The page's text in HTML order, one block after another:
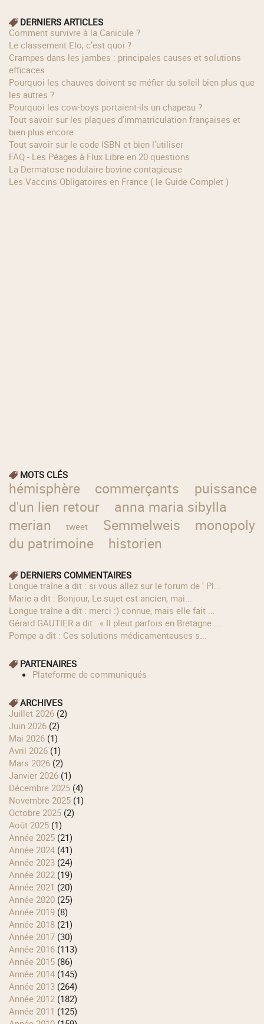
DERNIERS ARTICLES
Comment survivre à la Canicule ?
Le classement Elo, c’est quoi ?
Crampes dans les jambes : principales causes et solutions
efficaces
Pourquoi les chauves doivent se méfier du soleil bien plus que
les autres ?
Pourquoi les cow‑boys portaient‑ils un chapeau ?
Tout savoir sur les plaques d'immatriculation françaises et
bien plus encore
Tout savoir sur le code ISBN et bien l'utiliser
FAQ - Les Péages à Flux Libre en 20 questions
La Dermatose nodulaire bovine contagieuse
Les Vaccins Obligatoires en France ( le Guide Complet )
MOTS CLÉS
hémisphère commerçants
puissance
d'un lien retour
anna maria sibylla
merian
tweet Semmelweis
monopoly
du patrimoine
historien
DERNIERS COMMENTAIRES
longue traîne a dit : si vous allez sur le forum de ' Pl...
Marie a dit : Bonjour, Le sujet est ancien, mai...
longue traîne a dit : merci :) connue, mais elle fait ...
Gérard GAUTIER a dit : « Il pleut parfois en Bretagne ...
Pompe a dit : Ces solutions médicamenteuses s...
PARTENAIRES
Plateforme de communiqués
ARCHIVES
juillet 2026 (2)
juin 2026 (2)
mai 2026 (1)
avril 2026 (1)
mars 2026 (2)
janvier 2026 (1)
décembre 2025 (4)
novembre 2025 (1)
octobre 2025 (2)
août 2025 (1)
année 2025 (21)
année 2024 (41)
année 2023 (24)
année 2022 (19)
année 2021 (20)
année 2020 (25)
année 2019 (8)
année 2018 (21)
année 2017 (30)
année 2016 (113)
année 2015 (86)
année 2014 (145)
année 2013 (264)
année 2012 (182)
année 2011 (125)